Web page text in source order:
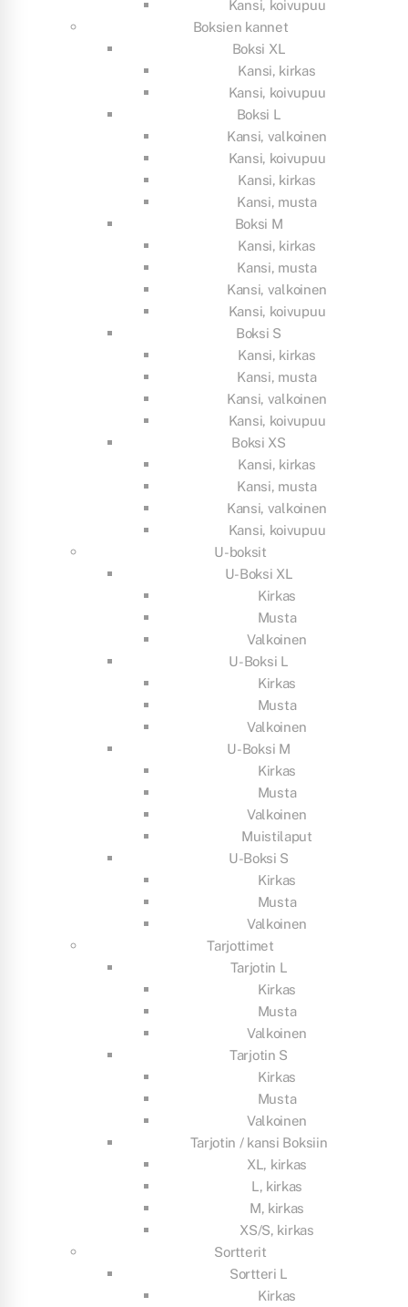
Kansi, koivupuu
Boksien kannet
Boksi XL
Kansi, kirkas
Kansi, koivupuu
Boksi L
Kansi, valkoinen
Kansi, koivupuu
Kansi, kirkas
Kansi, musta
Boksi M
Kansi, kirkas
Kansi, musta
Kansi, valkoinen
Kansi, koivupuu
Boksi S
Kansi, kirkas
Kansi, musta
Kansi, valkoinen
Kansi, koivupuu
Boksi XS
Kansi, kirkas
Kansi, musta
Kansi, valkoinen
Kansi, koivupuu
U-boksit
U-Boksi XL
Kirkas
Musta
Valkoinen
U-Boksi L
Kirkas
Musta
Valkoinen
U-Boksi M
Kirkas
Musta
Valkoinen
Muistilaput
U-Boksi S
Kirkas
Musta
Valkoinen
Tarjottimet
Tarjotin L
Kirkas
Musta
Valkoinen
Tarjotin S
Kirkas
Musta
Valkoinen
Tarjotin / kansi Boksiin
XL, kirkas
L, kirkas
M, kirkas
XS/S, kirkas
Sortterit
Sortteri L
Kirkas